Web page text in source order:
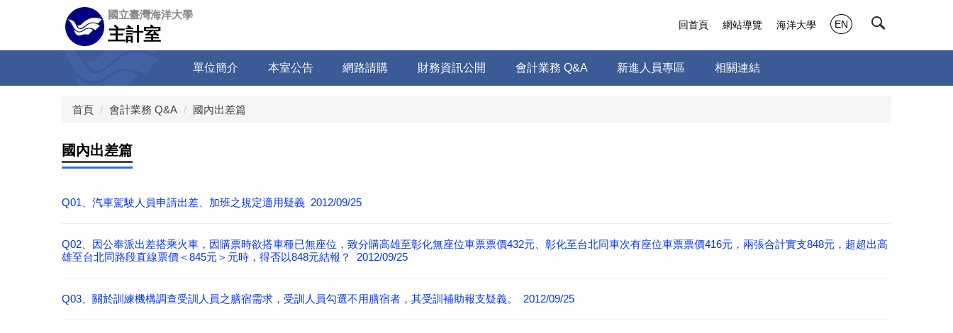
容
國立臺灣海洋大學
主計室
單位簡介 本室公告 網路請購 財務資訊公開 會計業務 Q&A 新進人員專區 相關連結
回首頁 網站導覽 海洋大學 EN
首頁 會計業務 Q&A 國內出差篇
國內出差篇
Q01、汽車駕駛人員申請出差、加班之規定適用疑義 2012/09/25
Q02、因公奉派出差搭乘火車，因購票時欲搭車種已無座位，致分購高雄至彰化無座位車票票價432元、彰化至台北同車次有座位車票票價416元，兩張合計實支848元，超超出高
雄至台北同路段直線票價＜845元＞元時，得否以848元結報？ 2012/09/25
Q03、關於訓練機構調查受訓人員之膳宿需求，受訓人員勾選不用膳宿者，其受訓補助報支疑義。 2012/09/25